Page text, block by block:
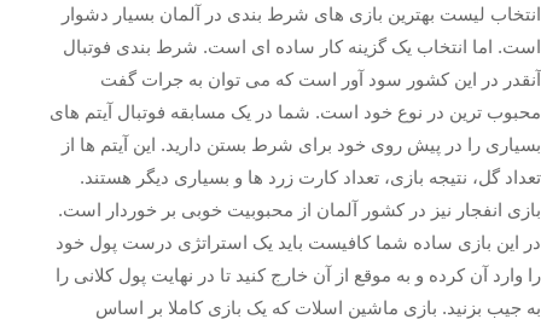
انتخاب لیست بهترین بازی های شرط بندی در آلمان بسیار دشوار
است. اما انتخاب یک گزینه کار ساده ای است. شرط بندی فوتبال
آنقدر در این کشور سود آور است که می توان به جرات گفت
محبوب ترین در نوع خود است. شما در یک مسابقه فوتبال آیتم های
بسیاری را در پیش روی خود برای شرط بستن دارید. این آیتم ها از
تعداد گل، نتیجه بازی، تعداد کارت زرد ها و بسیاری دیگر هستند.
بازی انفجار نیز در کشور آلمان از محبوبیت خوبی بر خوردار است.
در این بازی ساده شما کافیست باید یک استراتژی درست پول خود
را وارد آن کرده و به موقع از آن خارج کنید تا در نهایت پول کلانی را
به جیب بزنید. بازی ماشین اسلات که یک بازی کاملا بر اساس